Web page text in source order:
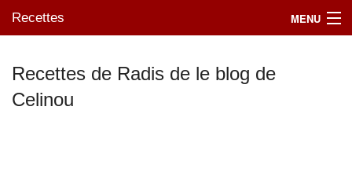
Recettes MENU
Mes blogs préférés
Recettes de Radis de le blog de
Celinou